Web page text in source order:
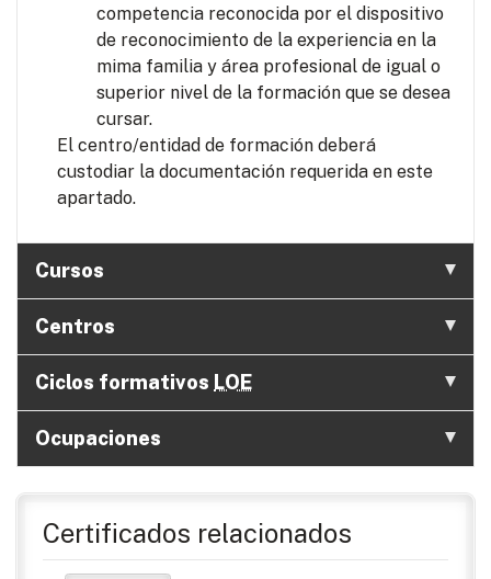
competencia reconocida por el dispositivo
de reconocimiento de la experiencia en la
mima familia y área profesional de igual o
superior nivel de la formación que se desea
cursar.
El centro/entidad de formación deberá
custodiar la documentación requerida en este
apartado.
Cursos
Centros
Ciclos formativos LOE
Ocupaciones
Certificados relacionados